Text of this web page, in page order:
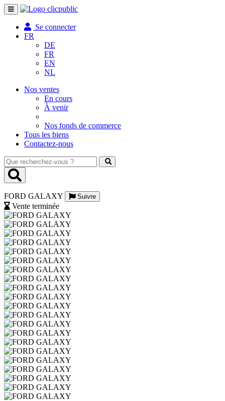
Toggle
navigation
Se connecter
FR
DE
FR
EN
NL
Nos ventes
En cours
À venir
Nos fonds de commerce
Tous les biens
Contactez-nous
Que
recherchez-
vous
FORD GALAXY
Suivre
Vente terminée